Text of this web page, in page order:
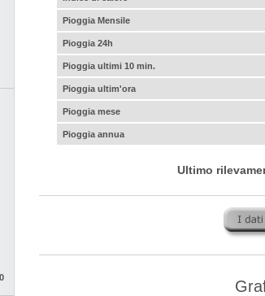
Pioggia Mensile
Pioggia 24h
Pioggia ultimi 10 min.
Pioggia ultim'ora
Pioggia mese
Pioggia annua
Ultimo